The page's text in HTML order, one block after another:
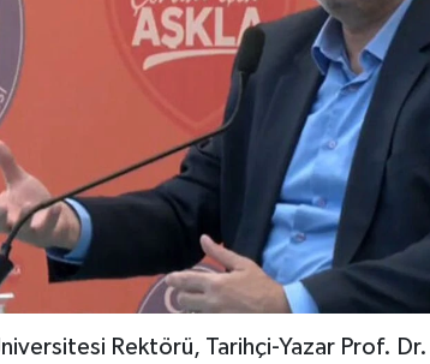
Rektörü, Tarihçi-Yazar Prof.